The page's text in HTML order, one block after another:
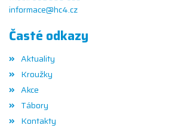
informace@hc4.cz
Časté odkazy
Aktuality
Kroužky
Akce
Tábory
Kontakty